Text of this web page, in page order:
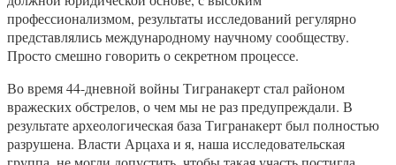
профессионализмом, результаты исследований регулярно
представлялись международному научному сообществу.
Просто смешно говорить о секретном процессе.
Во время 44-дневной войны Тигранакерт стал районом
вражеских обстрелов, о чем мы не раз предупреждали. В
результате археологическая база Тигранакерт был полностью
разрушена. Власти Арцаха и я, наша исследовательская